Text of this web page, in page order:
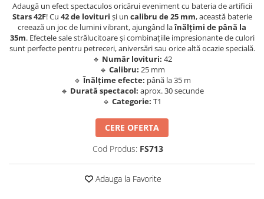
Adaugă un efect spectaculos oricărui eveniment cu bateria de artificii
Stars 42F! Cu 42 de lovituri și un calibru de 25 mm, această baterie
creează un joc de lumini vibrant, ajungând laînălțimi de până la
35m. Efectele sale strălucitoare și combinațiile impresionante de culori
sunt perfecte pentru petreceri, aniversări sau orice altă ocazie specială.
🔹 Număr lovituri: 42
🔹 Calibru: 25 mm
🔹Înălțime efecte: până la 35 m
🔹 Durată spectacol: aprox. 30 secunde
🔹 Categorie: T1
CERE OFERTA
Cod Produs: FS713
Adauga la Favorite